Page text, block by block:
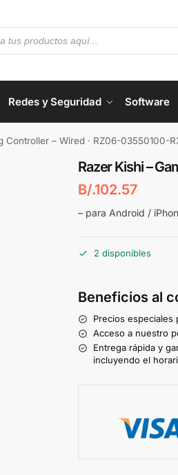
Redes y Seguridad Software
Controller – Wired · RZ06-03550100-
Razer Kishi –
B/.102.57
– para Android /
2 disponibles
Beneficios al
Precios especiales
Acceso a nuestro
Entrega rápida y
incluyendo el